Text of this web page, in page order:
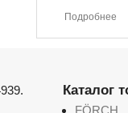
Подробнее
Каталог
FÖRCH